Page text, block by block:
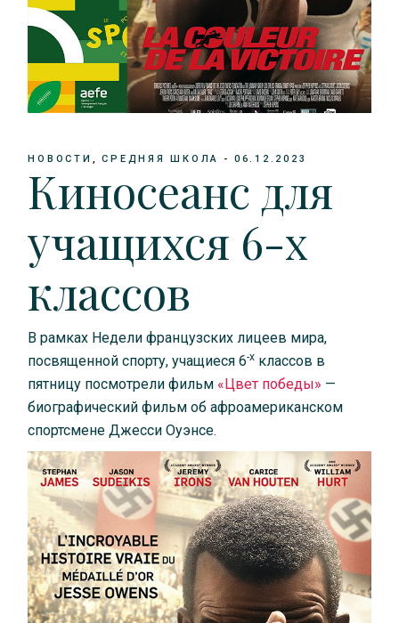
НОВОСТИ СРЕДНЯЯ ШКОЛА 06.12.2023
Киносеанс для
учащихся 6-х
классов
В рамках Недели французских лицеев мира,
посвященной спорту, учащиеся 6-х классов в
пятницу посмотрели фильм «Цвет победы» —
биографический фильм об афроамериканском
спортсмене Джесси Оуэнсе.